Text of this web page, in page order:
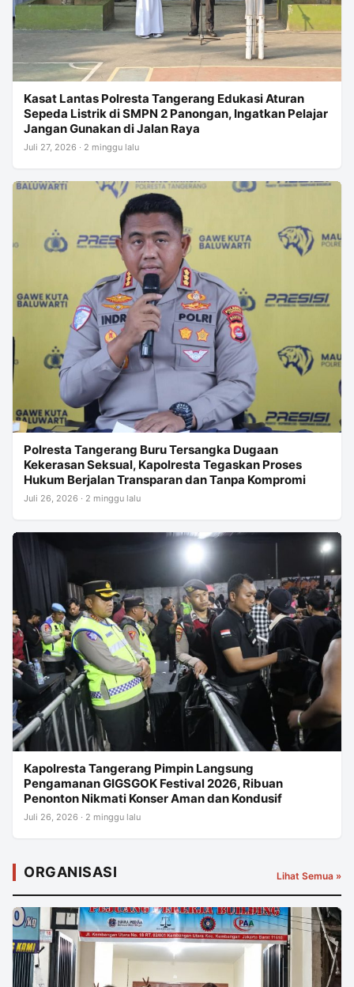
Kasat Lantas Polresta Tangerang Edukasi Aturan
Sepeda Listrik di SMPN 2 Panongan, Ingatkan Pelajar
Jangan Gunakan di Jalan Raya
Juli 27, 2026 · 2 minggu lalu
Polresta Tangerang Buru Tersangka Dugaan
Kekerasan Seksual, Kapolresta Tegaskan Proses
Hukum Berjalan Transparan dan Tanpa Kompromi
Juli 26, 2026 · 2 minggu lalu
Kapolresta Tangerang Pimpin Langsung
Pengamanan GIGSGOK Festival 2026, Ribuan
Penonton Nikmati Konser Aman dan Kondusif
Juli 26, 2026 · 2 minggu lalu
ORGANISASI Lihat Semua »